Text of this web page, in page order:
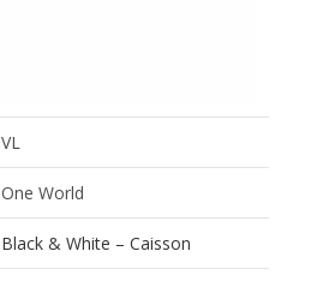
VL
One World
Black & White – Caisson